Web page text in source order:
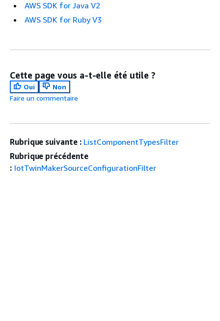
AWS SDK for Java V2
AWS SDK for Ruby V3
Cette page vous a-t-elle été utile ?
Oui
Non
Faire un commentaire
Rubrique suivante : ListComponentTypesFilter
Rubrique précédente
: IotTwinMakerSourceConfigurationFilter